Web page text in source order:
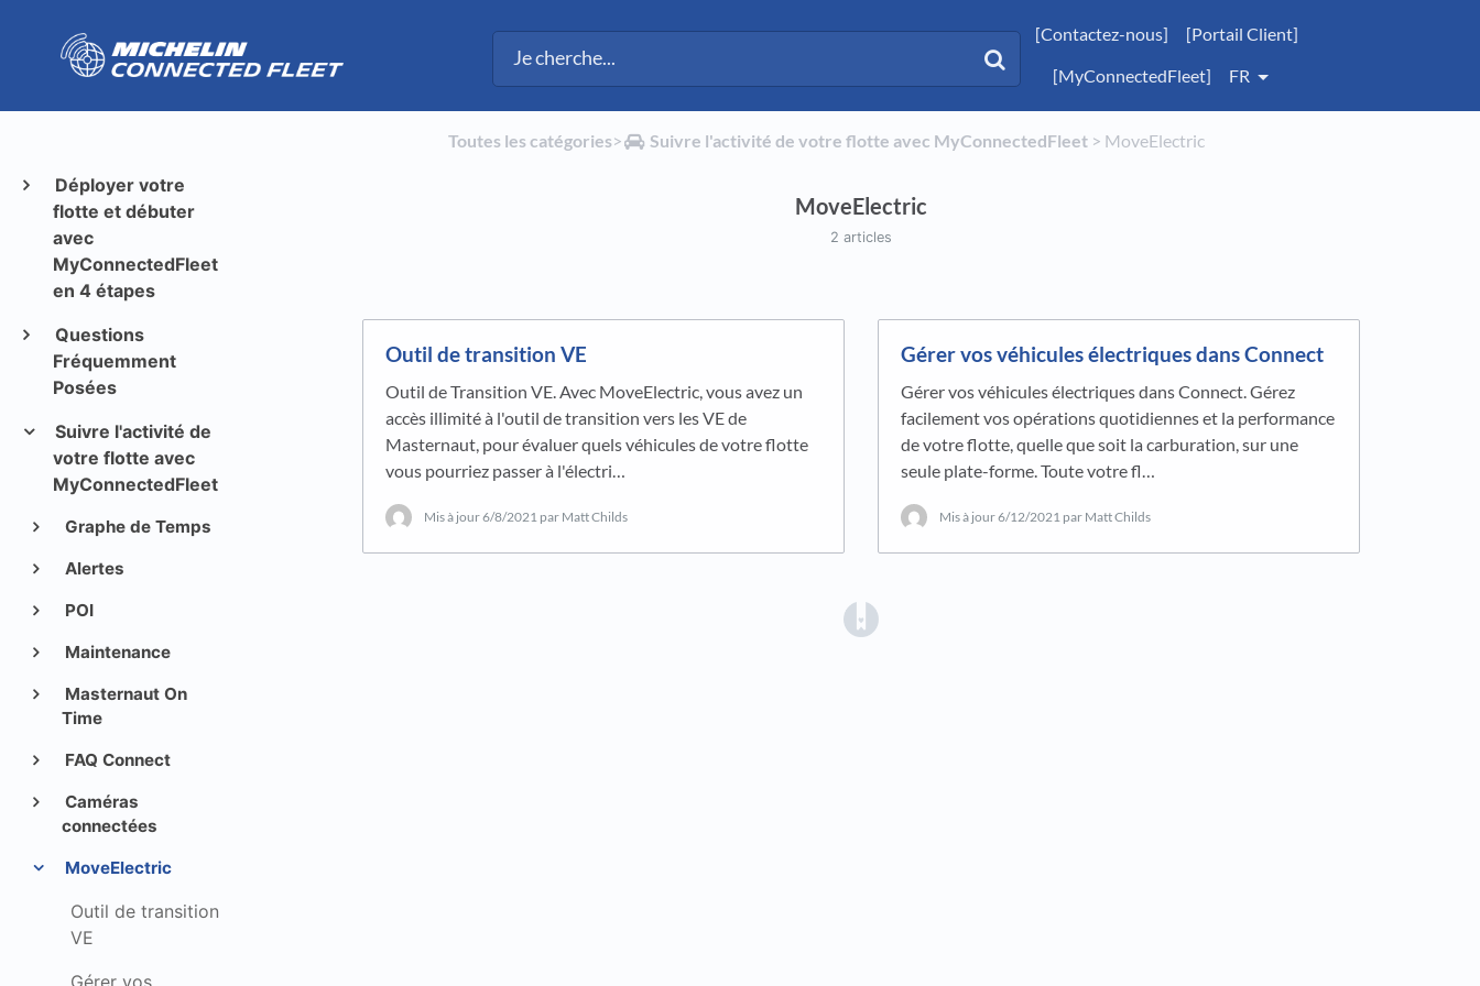
[Contactez-nous]
[Portail Client]
[MyConnectedFleet]
FR
Déployer votre
flotte et débuter
avec
MyConnectedFleet
en 4 étapes
Questions
Fréquemment
Posées
Suivre l'activité de
votre flotte avec
MyConnectedFleet
Graphe de Temps
Alertes
POI
Maintenance
Masternaut On
Time
FAQ Connect
Caméras
connectées
MoveElectric
Outil de transition
VE
Gérer vos
Toutes les catégories​>​ ​Suivre l'activité de votre flotte avec MyConnectedFleet ​ > ​ ​MoveElectric
MoveElectric
2 articles
Outil de transition VE
Outil de Transition VE. Avec MoveElectric, vous avez un
accès illimité à l'outil de transition vers les VE de
Masternaut, pour évaluer quels véhicules de votre flotte
vous pourriez passer à l'électri…
Mis à jour6/8/2021 par Matt Childs
Gérer vos véhicules électriques dans Connect
Gérer vos véhicules électriques dans Connect. Gérez
facilement vos opérations quotidiennes et la performance
de votre flotte, quelle que soit la carburation, sur une
seule plate-forme. Toute votre fl…
Mis à jour6/12/2021 par Matt Childs
(opens in a new tab)